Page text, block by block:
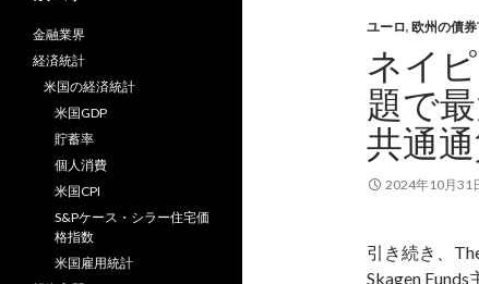
ユーロ, 欧州の債
ネイ
題で
共通
2024年10月31
引き続き、
Skagen Funds
金融業界
経済統計
米国の経済統計
米国GDP
貯蓄率
個人消費
米国CPI
S&Pケース・シラー住宅価
格指数
米国雇用統計